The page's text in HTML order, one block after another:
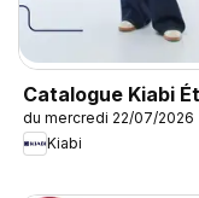
Catalogue Kiabi
du mercredi 22/07/2026
Kiabi